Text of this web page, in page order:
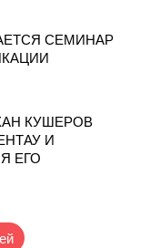
СЕМИНАР
КУШЕРОВ
И
ЕГО